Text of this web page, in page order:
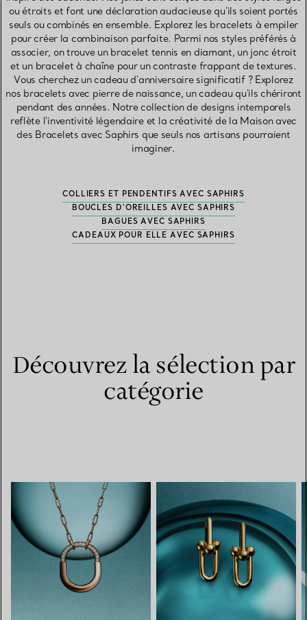
ou étroits et font une déclaration audacieuse qu'ils soient portés
seuls ou combinés en ensemble. Explorez les bracelets à empiler
pour créer la combinaison parfaite. Parmi nos styles préférés à
associer, on trouve un bracelet tennis en diamant, un jonc étroit
et un bracelet à chaîne pour un contraste frappant de textures.
Vous cherchez un cadeau d'anniversaire significatif ? Explorez
nos bracelets avec pierre de naissance, un cadeau qu'ils chériront
pendant des années. Notre collection de designs intemporels
reflète l'inventivité légendaire et la créativité de la Maison avec
des Bracelets avec Saphirs que seuls nos artisans pourraient
imaginer.
COLLIERS ET PENDENTIFS AVEC SAPHIRS
BOUCLES D’OREILLES AVEC SAPHIRS
BAGUES AVEC SAPHIRS
CADEAUX POUR ELLE AVEC SAPHIRS
Découvrez la sélection par
catégorie